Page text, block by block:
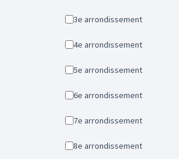
3e arrondissement
4e arrondissement
5e arrondissement
6e arrondissement
7e arrondissement
8e arrondissement